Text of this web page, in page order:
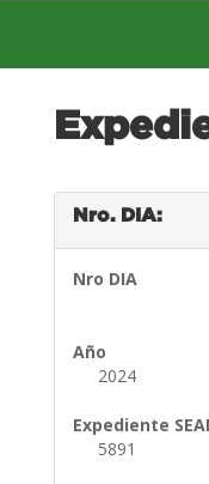
Nro. DIA:
Nro DIA
Año
2024
Expediente
5891